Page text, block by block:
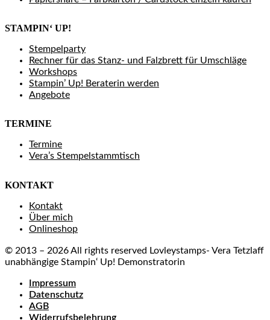
STAMPIN‘ UP!
Stempelparty
Rechner für das Stanz- und Falzbrett für Umschläge
Workshops
Stampin’ Up! Beraterin werden
Angebote
TERMINE
Termine
Vera’s Stempelstammtisch
KONTAKT
Kontakt
Über mich
Onlineshop
© 2013 – 2026 All rights reserved Lovleystamps- Vera Tetzlaff
unabhängige Stampin‘ Up! Demonstratorin
Impressum
Datenschutz
AGB
Widerrufsbelehrung